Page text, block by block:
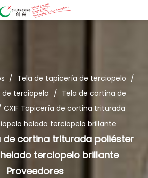
/ Tela de tapicería de terciopelo /
terciopelo / Tela de cortina de
CXIF Tapicería de cortina triturada
helado terciopelo brillante
de cortina triturada poliéster
terciopelo brillante
Proveedores